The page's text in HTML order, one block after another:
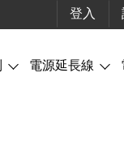
登入
電源延長線